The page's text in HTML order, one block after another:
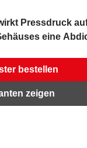
Pressdruck
eine
bestellen
zeigen